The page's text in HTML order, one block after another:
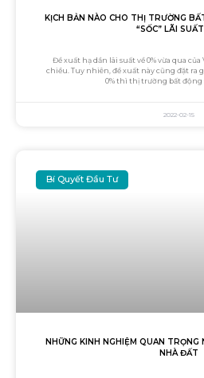
KỊCH BẢN NÀO CHO THỊ TRƯỜNG
“SỐC” LÃI
Đề xuất hạ dần lãi suất về 0% vừa qua
chiều. Tuy nhiên, đề xuất này cũng đặt ra
0% thì thị trường bất động
2022-02-15
Bí Quyết Đầu Tư
NHỮNG KINH NGHIỆM QUAN TRỌNG
NHÀ ĐẤT